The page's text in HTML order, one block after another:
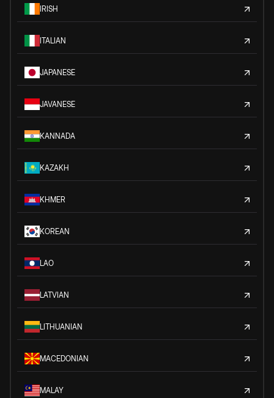
IRISH
ITALIAN
JAPANESE
JAVANESE
KANNADA
KAZAKH
KHMER
KOREAN
LAO
LATVIAN
LITHUANIAN
MACEDONIAN
MALAY